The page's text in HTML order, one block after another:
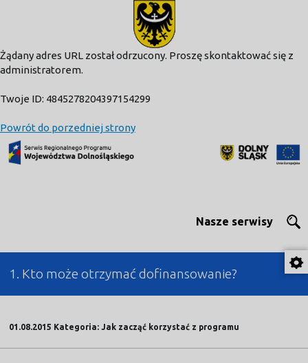
Żądany adres URL został odrzucony. Proszę skontaktować się z
administratorem.
Twoje ID: 4845278204397154299
Powrót do porzedniej strony
Nasze serwisy
1. Kto może otrzymać dofinansowanie?
01.08.2015 Kategoria: Jak zacząć korzystać z programu
modal-check